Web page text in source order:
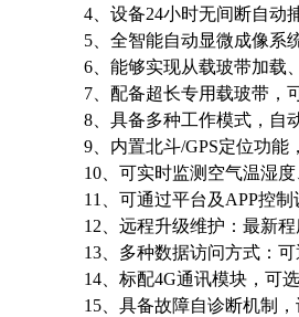
4、设备24小时无间断自动
5、全智能自动显微成像系
6、能够实现从载玻带加载
7、配备超长专用载玻带，
8、具备多种工作模式，自
9、内置北斗/GPS定位功能
10、可实时监测空气温湿
11、可通过平台及APP控
12、远程升级维护：最新
13、多种数据访问方式：
14、标配4G通讯模块，可
15、具备故障自诊断机制